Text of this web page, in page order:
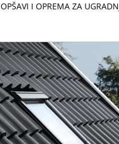
OPŠAVI I OPREMA ZA